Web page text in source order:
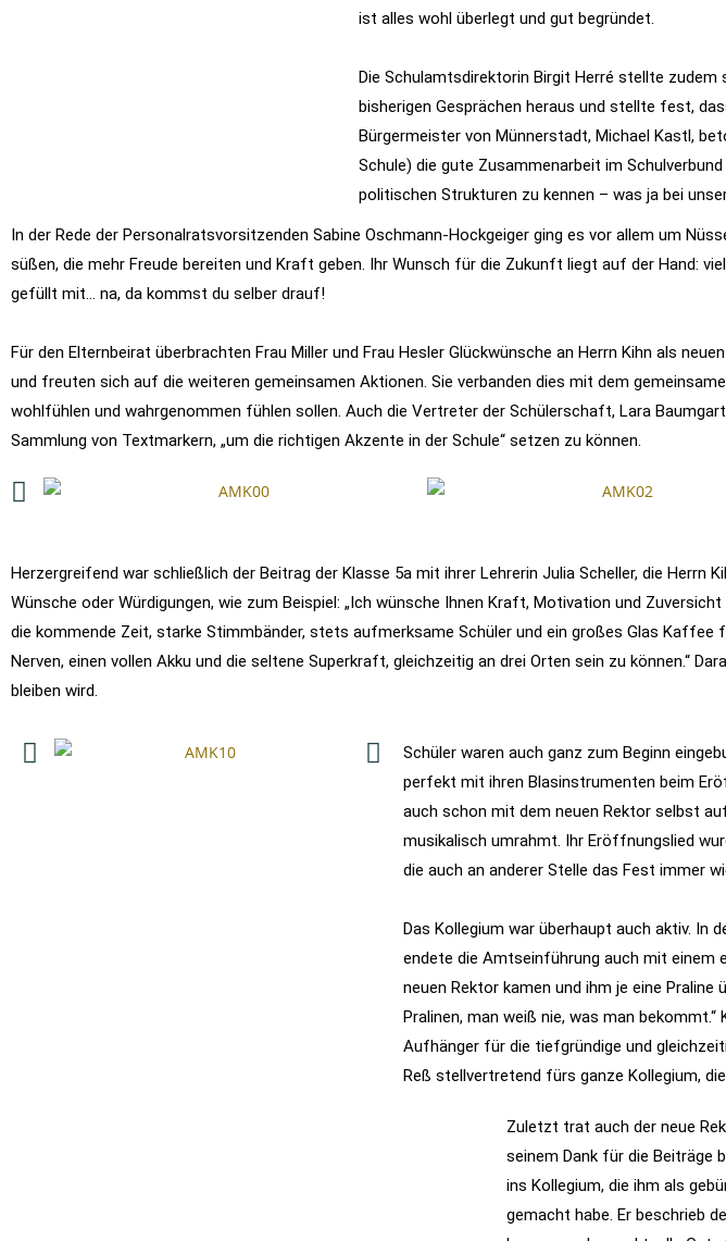
ist alles wohl überlegt und gut begründet.
Die Schulamtsdirektorin Birgit Herré stellte zudem
bisherigen Gesprächen heraus und stellte fest,
Bürgermeister von Münnerstadt, Michael Kastl,
Schule) die gute Zusammenarbeit im
politischen Strukturen zu kennen – was ja bei
In der Rede der Personalratsvorsitzenden Sabine Oschmann-Hockgeiger ging es vor allem um
süßen, die mehr Freude bereiten und Kraft geben. Ihr Wunsch für die Zukunft liegt auf der Hand:
gefüllt mit… na, da kommst du selber drauf!
Für den Elternbeirat überbrachten Frau Miller und Frau Hesler Glückwünsche an Herrn Kihn als
und freuten sich auf die weiteren gemeinsamen Aktionen. Sie verbanden dies mit dem
wohlfühlen und wahrgenommen fühlen sollen. Auch die Vertreter der Schülerschaft, Lara
Sammlung von Textmarkern, „um die richtigen Akzente in der Schule“ setzen zu können.
Herzergreifend war schließlich der Beitrag der Klasse 5a mit ihrer Lehrerin Julia Scheller, die Herrn
Wünsche oder Würdigungen, wie zum Beispiel: „Ich wünsche Ihnen Kraft, Motivation und
die kommende Zeit, starke Stimmbänder, stets aufmerksame Schüler und ein großes Glas Kaffee
Nerven, einen vollen Akku und die seltene Superkraft, gleichzeitig an drei Orten sein zu können.“
bleiben wird.
Schüler waren auch ganz zum Beginn
perfekt mit ihren Blasinstrumenten beim
auch schon mit dem neuen Rektor selbst
musikalisch umrahmt. Ihr Eröffnungslied
die auch an anderer Stelle das Fest immer
Das Kollegium war überhaupt auch aktiv. In
endete die Amtseinführung auch mit einem
neuen Rektor kamen und ihm je eine Praline
Pralinen, man weiß nie, was man
Aufhänger für die tiefgründige und
Reß stellvertretend fürs ganze Kollegium,
Zuletzt trat auch der neue
seinem Dank für die Beiträge
ins Kollegium, die ihm als
gemacht habe. Er beschrieb